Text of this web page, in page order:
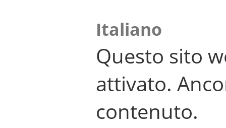
Italiano
Questo sito
attivato.
contenuto.